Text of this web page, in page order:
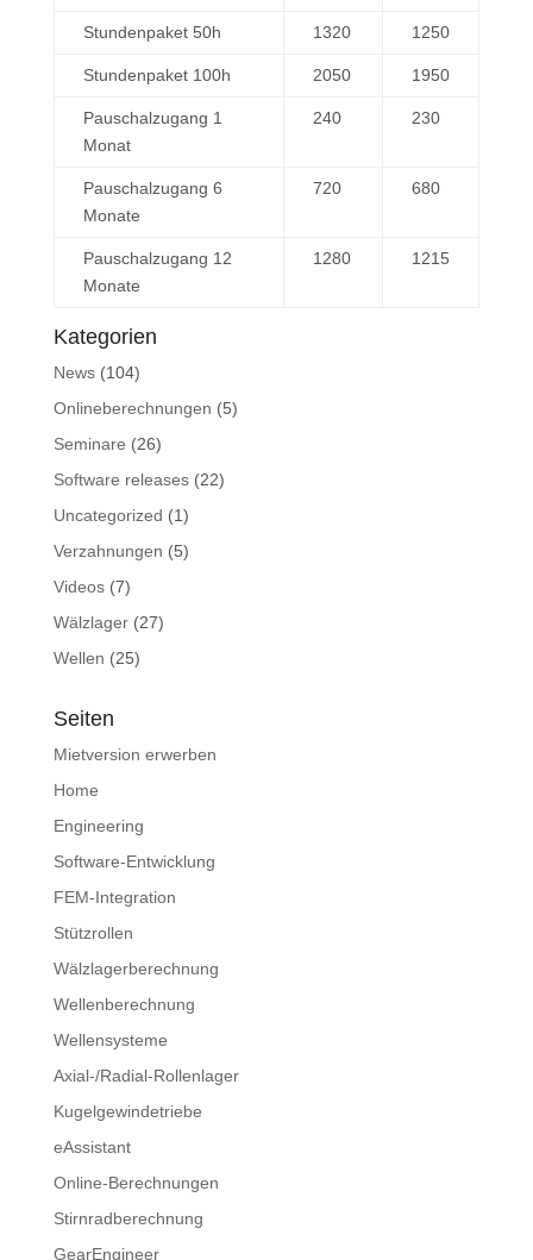
Stundenpaket 50h 1320 1250
Stundenpaket 100h 2050 1950
Pauschalzugang 1
Monat
240 230
Pauschalzugang 6
Monate
720 680
Pauschalzugang 12
Monate
1280 1215
Kategorien
News(104)
Onlineberechnungen (5)
Seminare (26)
Software releases(22)
Uncategorized (1)
Verzahnungen (5)
Videos(7)
Wälzlager(27)
Wellen (25)
Seiten
Mietversion erwerben
Home
Engineering
Software-Entwicklung
FEM-Integration
Stützrollen
Wälzlagerberechnung
Wellenberechnung
Wellensysteme
Axial-/Radial-Rollenlager
Kugelgewindetriebe
eAssistant
Online-Berechnungen
Stirnradberechnung
GearEngineer